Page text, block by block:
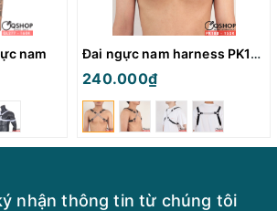
nam Đai ngực nam harness PK188
240.000₫
nhận thông tin từ chúng tôi